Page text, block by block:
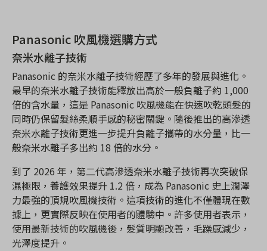
Panasonic 吹風機選購方式
奈米水離子技術
Panasonic 的奈米水離子技術經歷了多年的發展與進化。
最早的奈米水離子技術能釋放出高於一般負離子約 1,000
倍的含水量，這是 Panasonic 吹風機能在快速吹乾頭髮的
同時仍保留髮絲柔順手感的秘密關鍵。隨後推出的高滲透
奈米水離子技術更進一步提升負離子攜帶的水分量，比一
般奈米水離子多出約 18 倍的水分。
到了 2026 年，第二代高滲透奈米水離子技術再次突破保
濕極限，養護效果提升 1.2 倍，成為 Panasonic 史上潤澤
力最強的頂規吹風機技術。這項技術的進化不僅體現在數
據上，更實際反映在使用者的體驗中。許多使用者表示，
使用最新技術的吹風機後，髮質明顯改善，毛躁感減少，
光澤度提升。